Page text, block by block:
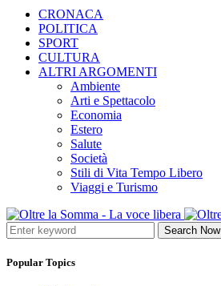
CRONACA
POLITICA
SPORT
CULTURA
ALTRI ARGOMENTI
Ambiente
Arti e Spettacolo
Economia
Estero
Salute
Società
Stili di Vita Tempo Libero
Viaggi e Turismo
Search Now
Popular Topics